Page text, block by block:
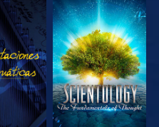
EXPLORA LAS
SERIES